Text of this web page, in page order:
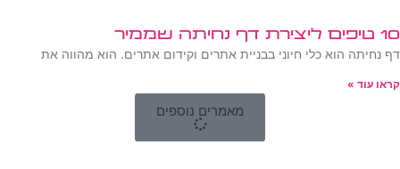
10 טיפים ליצירת דף נחיתה שממיר
דף נחיתה הוא כלי חיוני בבניית אתרים וקידום אתרים. הוא מהווה את
קראו עוד »
מאמרים נוספים